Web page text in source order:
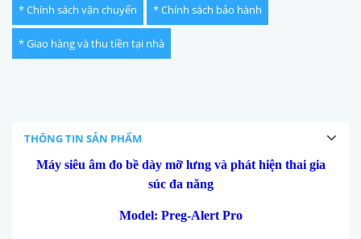
* Chính sách vận chuyển * Chính sách bảo hành
* Giao hàng và thu tiền tại nhà
THÔNG TIN SẢN PHẨM
Máy siêu âm đo bề dày mỡ lưng và phát hiện thai gia
súc đa năng
Model: Preg-Alert Pro